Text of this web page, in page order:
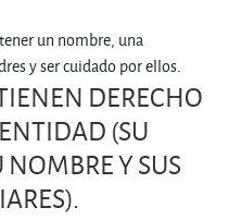
un nombre, una
y ser cuidado por ellos.
DERECHO
(SU
Y SUS